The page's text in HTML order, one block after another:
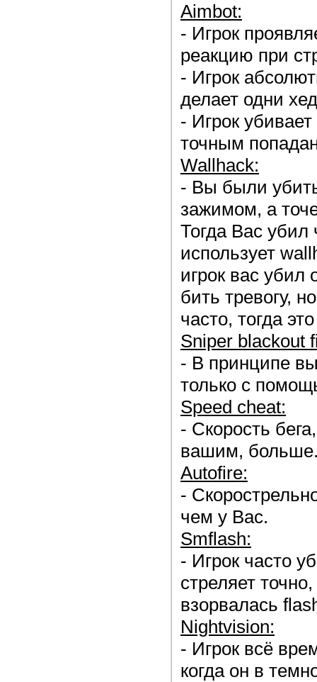
Aimbot:
- Игрок
реакцию при
- Игрок
делает одни
- Игрок
точным
Wallhack:
- Вы были
зажимом, а
Тогда Вас убил
использует
игрок вас убил
бить тревогу,
часто, тогда
Sniрer blackout
- В принципе
только с
Speed cheat:
- Скорость
вашим,
Autofire:
-
чем у Вас.
Smflash:
- Игрок часто
стреляет
взорвалась
Nightvision:
- Игрок всё
когда он в